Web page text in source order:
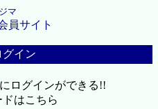
マ
員サイト
イン
ログインができる!!
はこちら